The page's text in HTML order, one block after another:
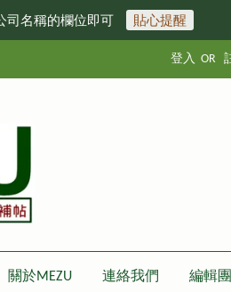
司名稱的欄位即可 貼心提醒
登入 OR
關於MEZU 連絡我們 編輯